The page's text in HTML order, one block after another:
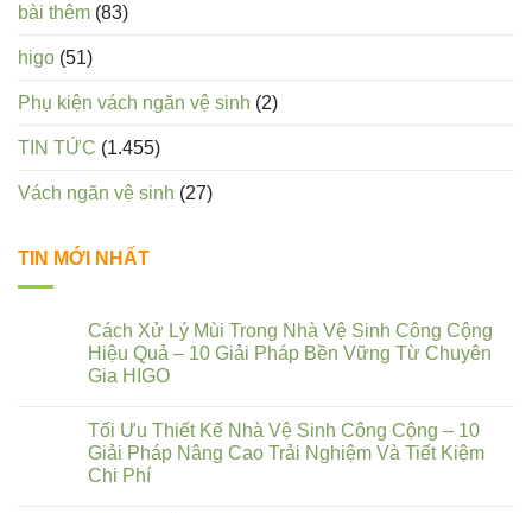
bài thêm (83)
higo (51)
Phụ kiện vách ngăn vệ sinh (2)
TIN TỨC (1.455)
Vách ngăn vệ sinh (27)
TIN MỚI NHẤT
Cách Xử Lý Mùi Trong Nhà Vệ Sinh Công Cộng
Hiệu Quả – 10 Giải Pháp Bền Vững Từ Chuyên
Gia HIGO
Tối Ưu Thiết Kế Nhà Vệ Sinh Công Cộng – 10
Giải Pháp Nâng Cao Trải Nghiệm Và Tiết Kiệm
Chi Phí